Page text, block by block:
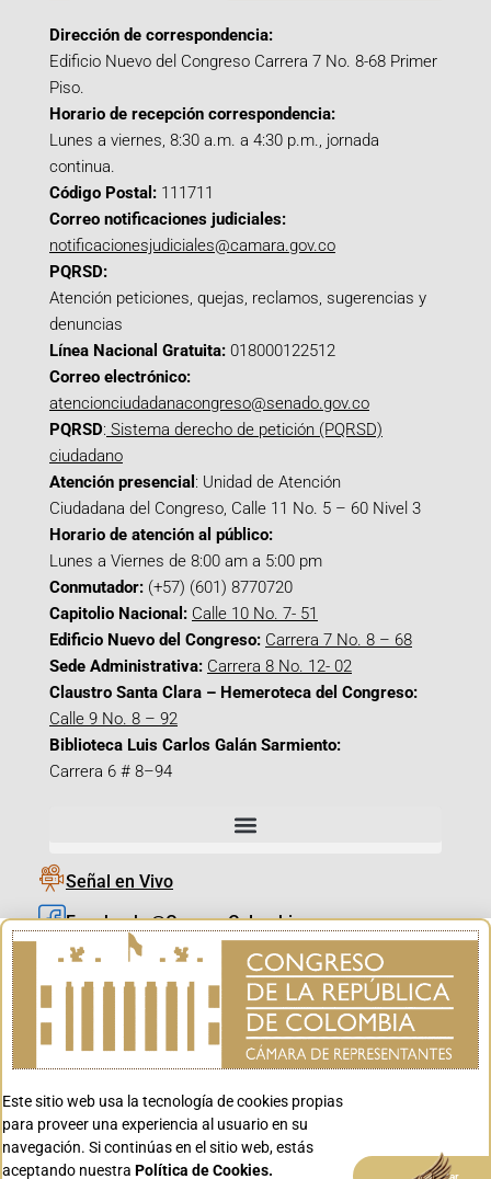
Dirección de correspondencia:
Edificio Nuevo del Congreso Carrera 7 No. 8-68 Primer
Piso.
Horario de recepción correspondencia:
Lunes a viernes, 8:30 a.m. a 4:30 p.m., jornada
continua.
Código Postal: 111711
Correo notificaciones judiciales:
notificacionesjudiciales@camara.gov.co
PQRSD:
Atención peticiones, quejas, reclamos, sugerencias y
denuncias
Línea Nacional Gratuita: 018000122512
Correo electrónico:
atencionciudadanacongreso@senado.gov.co
PQRSD: Sistema derecho de petición (PQRSD)
ciudadano
Atención presencial : Unidad de Atención
Ciudadana del Congreso, Calle 11 No. 5 – 60 Nivel 3
Horario de atención al público:
Lunes a Viernes de 8:00 am a 5:00 pm
Conmutador: (+57) (601) 8770720
Capitolio Nacional: Calle 10 No. 7- 51
Edificio Nuevo del Congreso: Carrera 7 No. 8 – 68
Sede Administrativa: Carrera 8 No. 12- 02
Claustro Santa Clara – Hemeroteca del Congreso:
Calle 9 No. 8 – 92
Biblioteca Luis Carlos Galán Sarmiento:
Carrera 6 # 8–94
Señal en Vivo
Facebook_@CamaraColombia
Instagram_@CamaraColombia
X_@CamaraColombia
Youtube_@CamaraColombia
Youtube_@CanalCongreso
Este sitio web usa la tecnología de cookies propias
para proveer una experiencia al usuario en su
navegación. Si continúas en el sitio web, estás
aceptando nuestra Política de Cookies. Aceptar